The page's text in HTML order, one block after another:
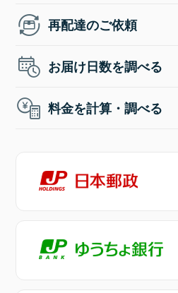
再配達のご依頼
お届け日数を調べる
料金を計算・調べる